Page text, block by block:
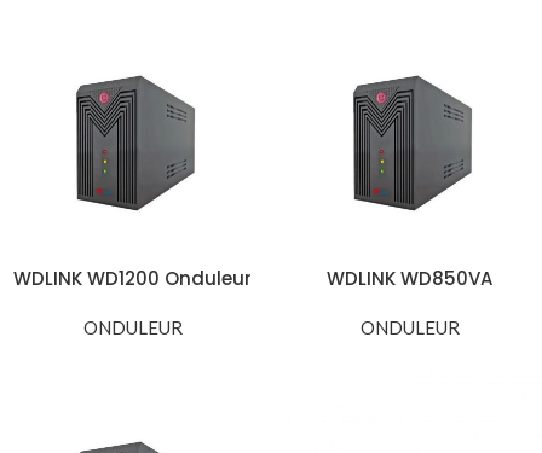
WDLINK WD1200 Onduleur
ONDULEUR
WDLINK WD850VA
ONDULEUR